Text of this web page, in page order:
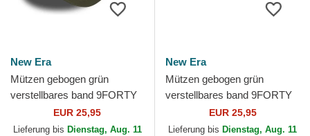
New Era
Mützen gebogen grün
verstellbares band 9FORTY
League Essential der New
York Yankees MLB von New
EUR 25,95
Lieferung bis Dienstag, Aug. 11
New Era
Mützen gebogen grün
verstellbares band 9FORTY
League Essential der New
York Yankees MLB von New
EUR 25,95
Lieferung bis Dienstag, Aug. 11